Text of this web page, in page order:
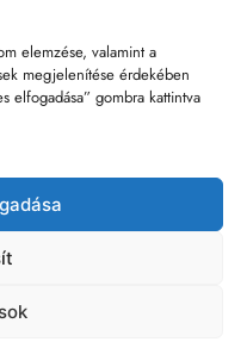
elemzése, valamint a
megjelenítése érdekében
elfogadása” gombra kattintva